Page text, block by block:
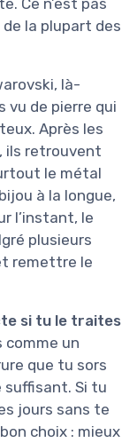
de la plupart des
là-
vu de pierre qui
Après les
ils retrouvent
le métal
à la longue,
l’instant, le
plusieurs
remettre le
si tu le traites
comme un
que tu sors
suffisant. Si tu
jours sans te
choix : mieux